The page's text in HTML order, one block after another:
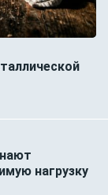
нагрузку